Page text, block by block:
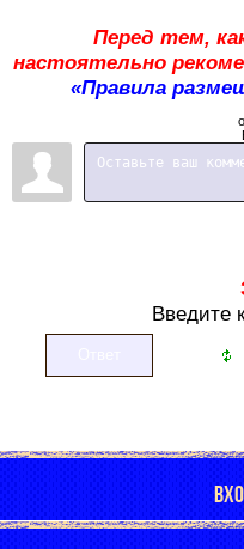
Перед тем,
настоятельно
«Правила
Введите